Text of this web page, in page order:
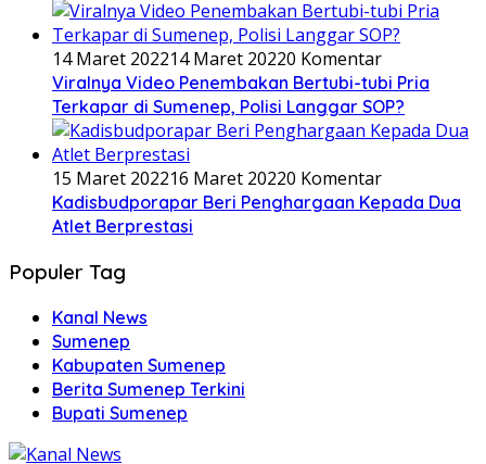
14 Maret 202214 Maret 20220 Komentar
Viralnya Video Penembakan Bertubi-tubi Pria
Terkapar di Sumenep, Polisi Langgar SOP?
15 Maret 202216 Maret 20220 Komentar
Kadisbudporapar Beri Penghargaan Kepada Dua
Atlet Berprestasi
Populer Tag
Kanal News
Sumenep
Kabupaten Sumenep
Berita Sumenep Terkini
Bupati Sumenep